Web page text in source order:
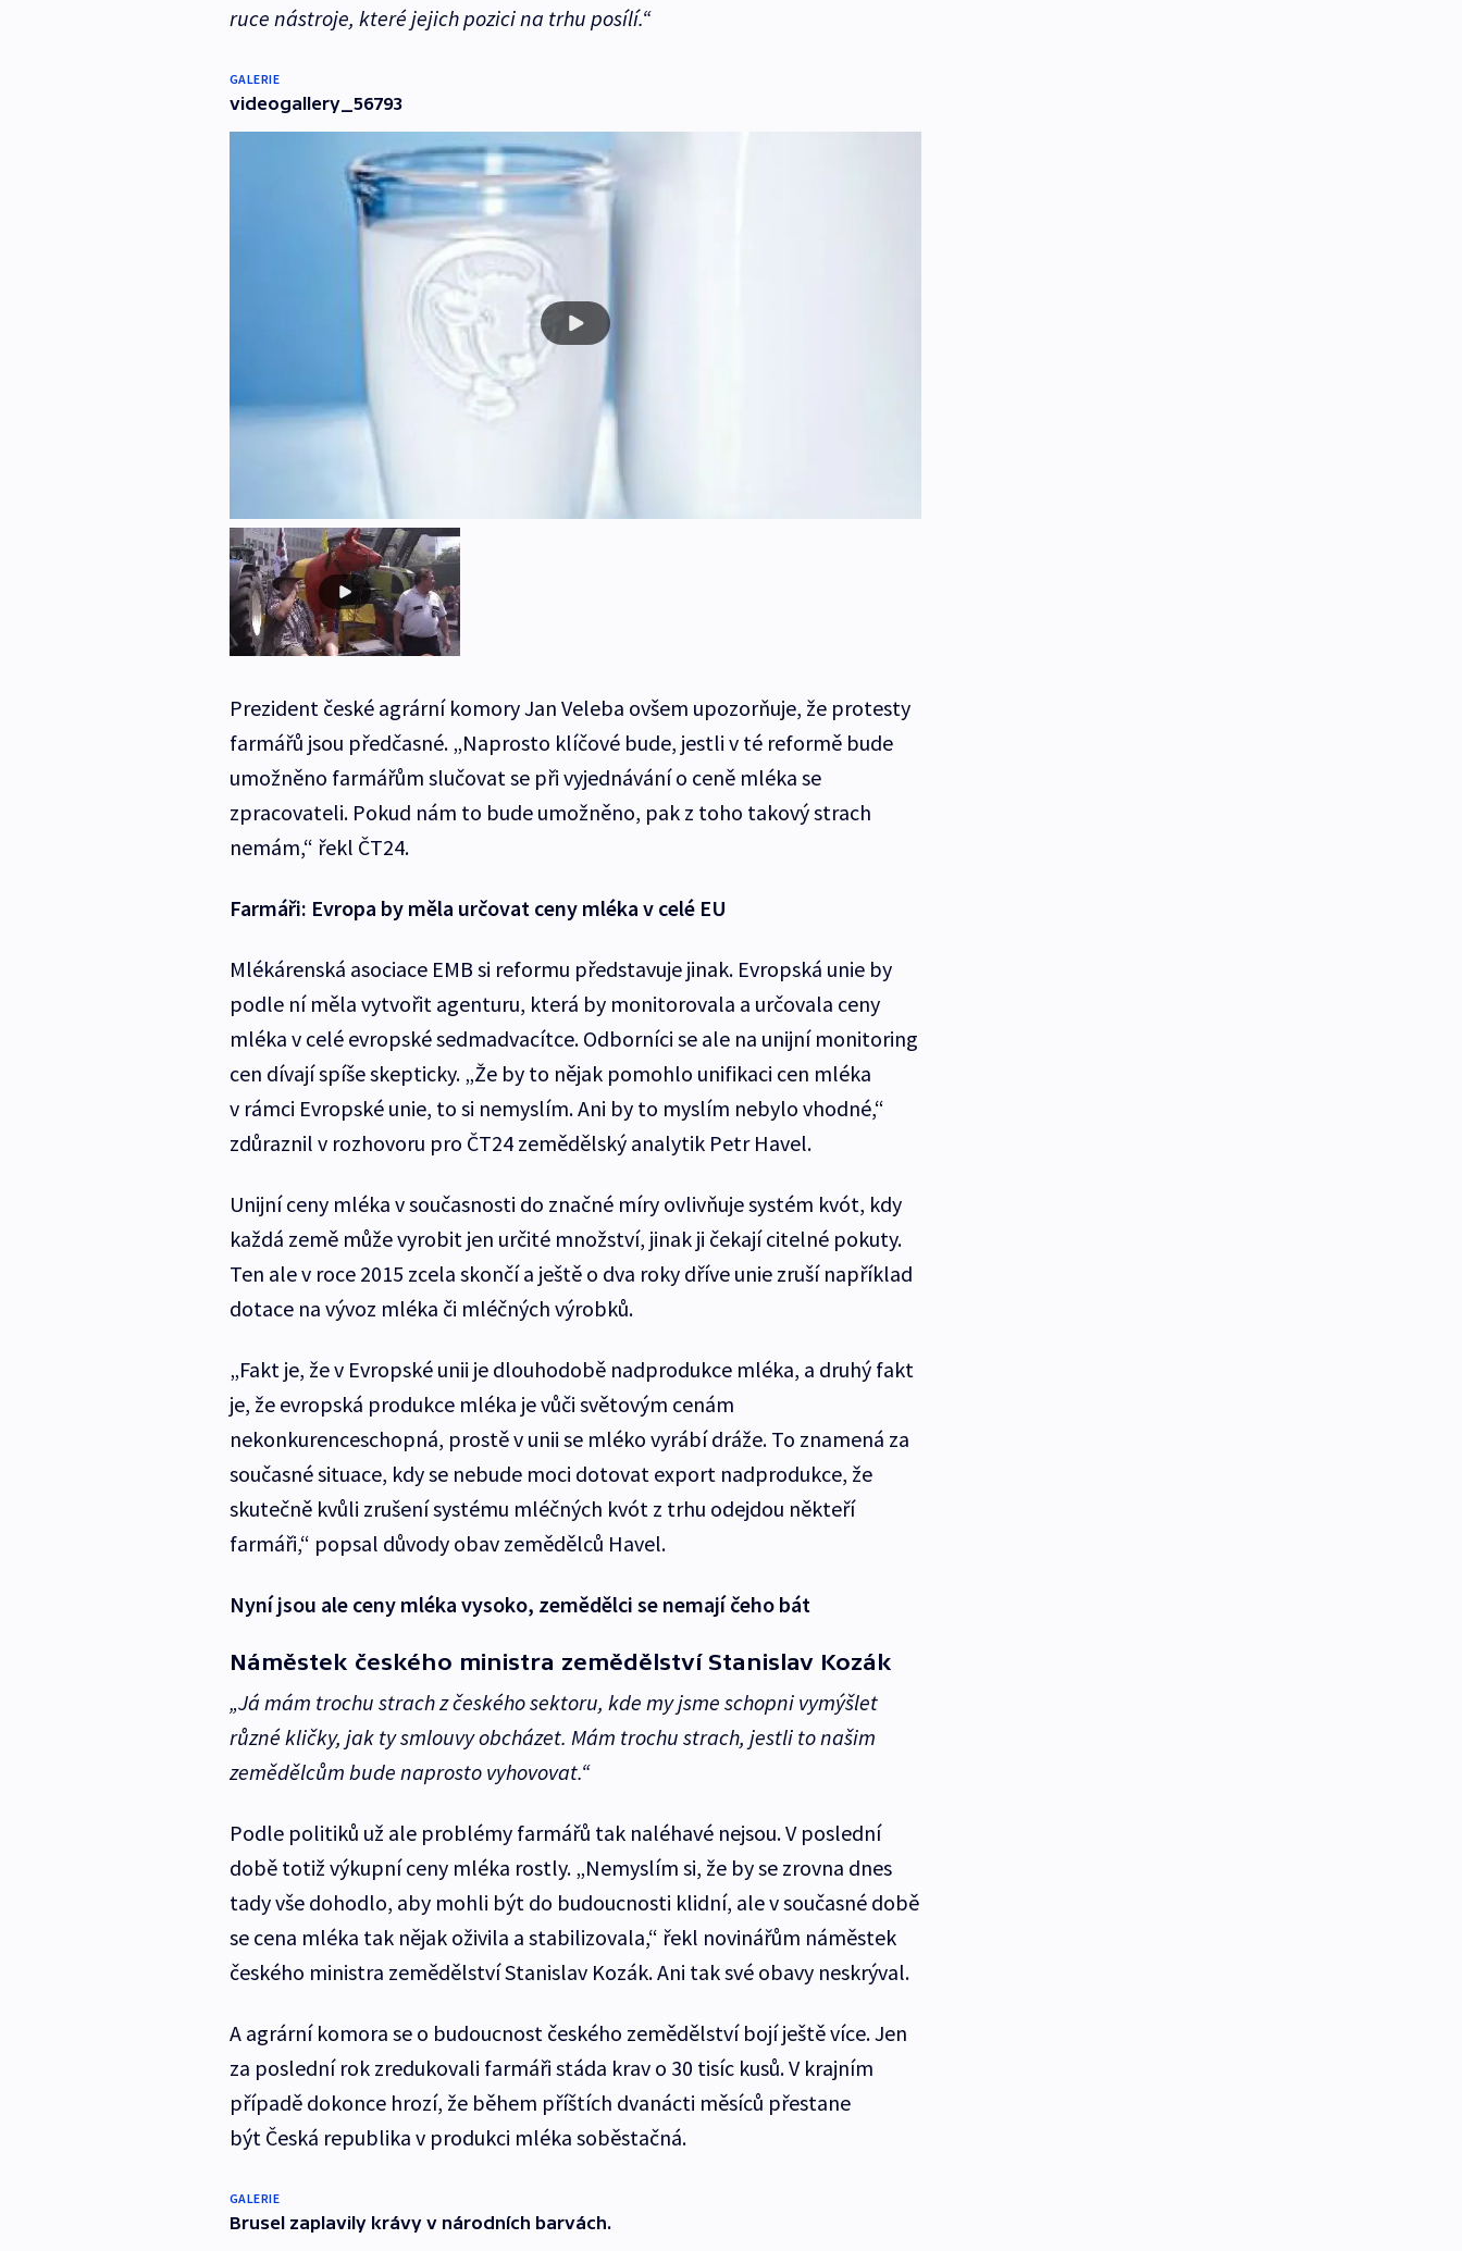
ruce nástroje, které jejich pozici na trhu posílí.“
GALERIE
videogallery_56793
Prezident české agrární komory Jan Veleba ovšem upozorňuje, že protesty
farmářů jsou předčasné. „Naprosto klíčové bude, jestli v té reformě bude
umožněno farmářům slučovat se při vyjednávání o ceně mléka se
zpracovateli. Pokud nám to bude umožněno, pak z toho takový strach
nemám,“ řekl ČT24.
Farmáři: Evropa by měla určovat ceny mléka v celé EU
Mlékárenská asociace EMB si reformu představuje jinak. Evropská unie by
podle ní měla vytvořit agenturu, která by monitorovala a určovala ceny
mléka v celé evropské sedmadvacítce. Odborníci se ale na unijní monitoring
cen dívají spíše skepticky. „Že by to nějak pomohlo unifikaci cen mléka
v rámci Evropské unie, to si nemyslím. Ani by to myslím nebylo vhodné,“
zdůraznil v rozhovoru pro ČT24 zemědělský analytik Petr Havel.
Unijní ceny mléka v současnosti do značné míry ovlivňuje systém kvót, kdy
každá země může vyrobit jen určité množství, jinak ji čekají citelné pokuty.
Ten ale v roce 2015 zcela skončí a ještě o dva roky dříve unie zruší například
dotace na vývoz mléka či mléčných výrobků.
„Fakt je, že v Evropské unii je dlouhodobě nadprodukce mléka, a druhý fakt
je, že evropská produkce mléka je vůči světovým cenám
nekonkurenceschopná, prostě v unii se mléko vyrábí dráže. To znamená za
současné situace, kdy se nebude moci dotovat export nadprodukce, že
skutečně kvůli zrušení systému mléčných kvót z trhu odejdou někteří
farmáři,“ popsal důvody obav zemědělců Havel.
Nyní jsou ale ceny mléka vysoko, zemědělci se nemají čeho bát
Náměstek českého ministra zemědělství Stanislav Kozák
„Já mám trochu strach z českého sektoru, kde my jsme schopni vymýšlet
různé kličky, jak ty smlouvy obcházet. Mám trochu strach, jestli to našim
zemědělcům bude naprosto vyhovovat.“
Podle politiků už ale problémy farmářů tak naléhavé nejsou. V poslední
době totiž výkupní ceny mléka rostly. „Nemyslím si, že by se zrovna dnes
tady vše dohodlo, aby mohli být do budoucnosti klidní, ale v současné době
se cena mléka tak nějak oživila a stabilizovala,“ řekl novinářům náměstek
českého ministra zemědělství Stanislav Kozák. Ani tak své obavy neskrýval.
A agrární komora se o budoucnost českého zemědělství bojí ještě více. Jen
za poslední rok zredukovali farmáři stáda krav o 30 tisíc kusů. V krajním
případě dokonce hrozí, že během příštích dvanácti měsíců přestane
být Česká republika v produkci mléka soběstačná.
GALERIE
Brusel zaplavily krávy v národních barvách.